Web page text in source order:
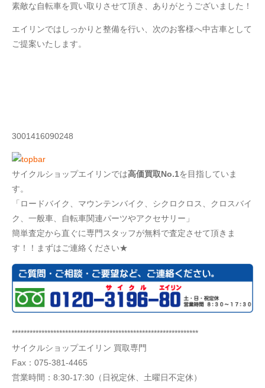
素敵な自転車を買い取りさせて頂き、ありがとうございました！
エイリンではしっかりと整備を行い、次のお客様へ中古車として
ご提案いたします。
3001416090248
サイクルショップエイリンでは高価買取No.1を目指していま
す。
「ロードバイク、マウンテンバイク、シクロクロス、クロスバイ
ク、一般車、自転車関連パーツやアクセサリー」
簡単査定から直ぐに専門スタッフが無料で査定させて頂きま
す！！まずはご連絡ください★
***************************************************************
サイクルショップエイリン 買取専門
Fax：075-381-4465
営業時間：8:30-17:30（日祝定休、土曜日不定休）